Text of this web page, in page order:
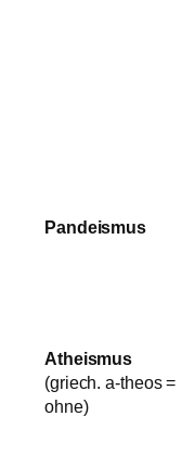
Pandeismus
Atheismus
(griech. a-theos =
ohne)